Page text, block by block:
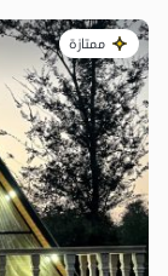
ممتازة